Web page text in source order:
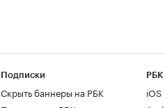
Подписки
Скрыть баннеры на РБК
РБК
iOS